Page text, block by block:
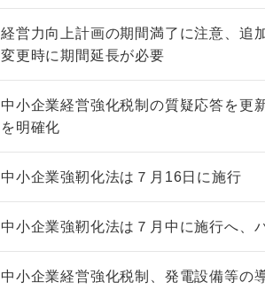
経営力向上計画の期間満了に注意、追
変更時に期間延長が必要
中小企業経営強化税制の質疑応答を更
を明確化
中小企業強靭化法は７月16日に施行
中小企業強靭化法は７月中に施行へ、
中小企業経営強化税制、発電設備等の